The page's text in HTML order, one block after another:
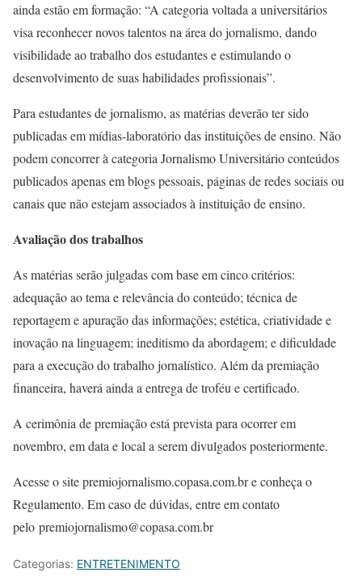
ainda estão em formação: “A categoria voltada a universitários
visa reconhecer novos talentos na área do jornalismo, dando
visibilidade ao trabalho dos estudantes e estimulando o
desenvolvimento de suas habilidades profissionais”.
Para estudantes de jornalismo, as matérias deverão ter sido
publicadas em mídias-laboratório das instituições de ensino. Não
podem concorrer à categoria Jornalismo Universitário conteúdos
publicados apenas em blogs pessoais, páginas de redes sociais ou
canais que não estejam associados à instituição de ensino.
Avaliação dos trabalhos
As matérias serão julgadas com base em cinco critérios:
adequação ao tema e relevância do conteúdo; técnica de
reportagem e apuração das informações; estética, criatividade e
inovação na linguagem; ineditismo da abordagem; e dificuldade
para a execução do trabalho jornalístico. Além da premiação
financeira, haverá ainda a entrega de troféu e certificado.
A cerimônia de premiação está prevista para ocorrer em
novembro, em data e local a serem divulgados posteriormente.
Acesse o site premiojornalismo.copasa.com.br e conheça o
Regulamento. Em caso de dúvidas, entre em contato
pelo premiojornalismo@copasa.com.br
Categorias: ENTRETENIMENTO